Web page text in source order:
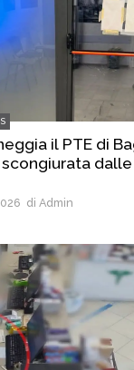
il PTE di
di Admin